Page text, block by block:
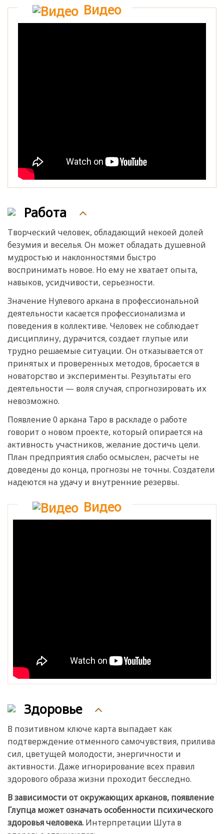
Видео
Работа
Творческий человек, обладающий некоей долей
безумия и веселья. Он может обладать душевной
мудростью и наклонностями быстро
воспринимать новое. Но ему не хватает опыта,
навыков, усидчивости, серьезности.
Значение Нулевого аркана в профессиональной
деятельности касается профессионализма и
поведения в коллективе. Человек не соблюдает
дисциплину, дурачится, создает глупые или
трудно решаемые ситуации. Он отказывается от
принятых и проверенных методов, бросается в
новаторство и эксперименты. Результаты его
деятельности — воля случая, спрогнозировать их
невозможно.
Появление 0 аркана Таро в раскладе о работе
говорит о новом проекте, который опирается на
активность участников, желание достичь цели.
План предприятия слабо осмыслен, расчеты не
доведены до конца, прогнозы не точны. Создатели
надеются на удачу и внутренние резервы.
Видео
Здоровье
В позитивном ключе карта выпадает как
подтверждение отменного самочувствия, прилива
сил, цветущей молодости, энергичности и
активности. Даже игнорирование всех правил
здорового образа жизни проходит бесследно.
В зависимости от окружающих арканов, появление
Глупца может означать особенности психического
здоровья человека. Интерпретации Шута в